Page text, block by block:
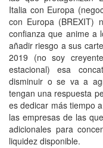
Italia con Europa
con Europa (BREXIT)
confianza que anime a
añadir riesgo a sus
2019 (no soy
estacional) esa
disminuir o se va a
tengan una respuesta
es dedicar más tiempo
las empresas de las
adicionales para
liquidez disponible.